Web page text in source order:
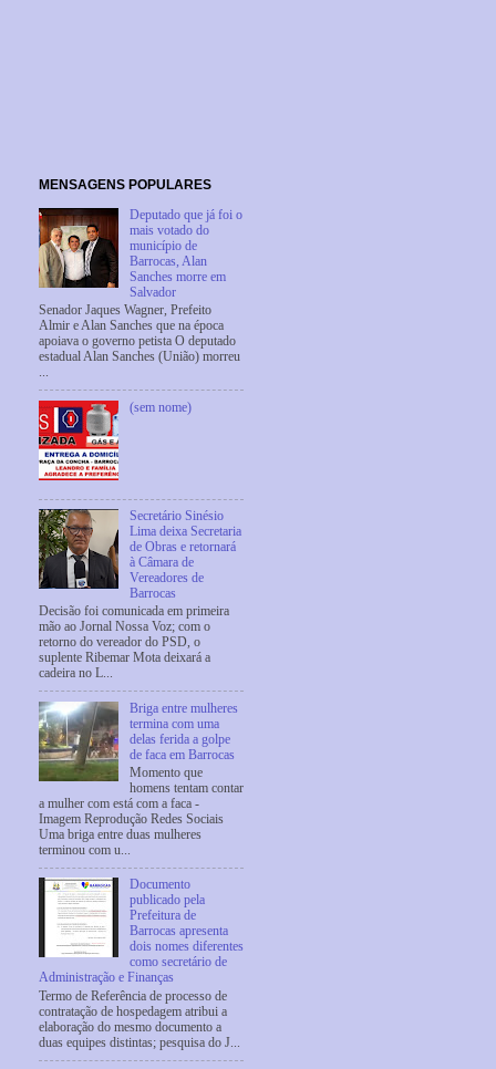
MENSAGENS POPULARES
Deputado que já foi o
mais votado do
município de
Barrocas, Alan
Sanches morre em
Salvador
Senador Jaques Wagner, Prefeito
Almir e Alan Sanches que na época
apoiava o governo petista O deputado
estadual Alan Sanches (União) morreu
...
(sem nome)
Secretário Sinésio
Lima deixa Secretaria
de Obras e retornará
à Câmara de
Vereadores de
Barrocas
Decisão foi comunicada em primeira
mão ao Jornal Nossa Voz; com o
retorno do vereador do PSD, o
suplente Ribemar Mota deixará a
cadeira no L...
Briga entre mulheres
termina com uma
delas ferida a golpe
de faca em Barrocas
Momento que
homens tentam contar
a mulher com está com a faca -
Imagem Reprodução Redes Sociais
Uma briga entre duas mulheres
terminou com u...
Documento
publicado pela
Prefeitura de
Barrocas apresenta
dois nomes diferentes
como secretário de
Administração e Finanças
Termo de Referência de processo de
contratação de hospedagem atribui a
elaboração do mesmo documento a
duas equipes distintas; pesquisa do J...